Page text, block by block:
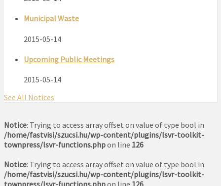
Municipal Waste
2015-05-14
Upcoming Public Meetings
2015-05-14
See All Notices
Notice: Trying to access array offset on value of type bool in
/home/fastvisi/szucsi.hu/wp-content/plugins/lsvr-toolkit-
townpress/lsvr-functions.phpon line 126
Notice: Trying to access array offset on value of type bool in
/home/fastvisi/szucsi.hu/wp-content/plugins/lsvr-toolkit-